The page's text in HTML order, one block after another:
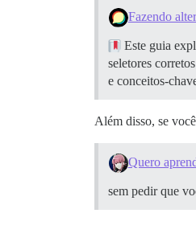
Fazendo
Este guia
seletores
e conceitos-
Além disso, se
Quero
sem pedir que